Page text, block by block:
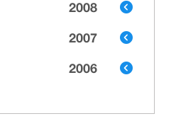
2008
2007
2006